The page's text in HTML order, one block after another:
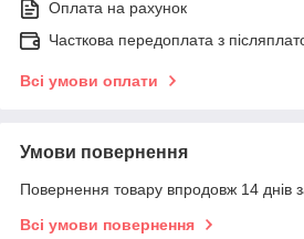
Оплата на рахунок
Часткова передоплата з
Всі умови оплати
Умови повернення
Повернення товару впродовж 14 днів
Всі умови повернення